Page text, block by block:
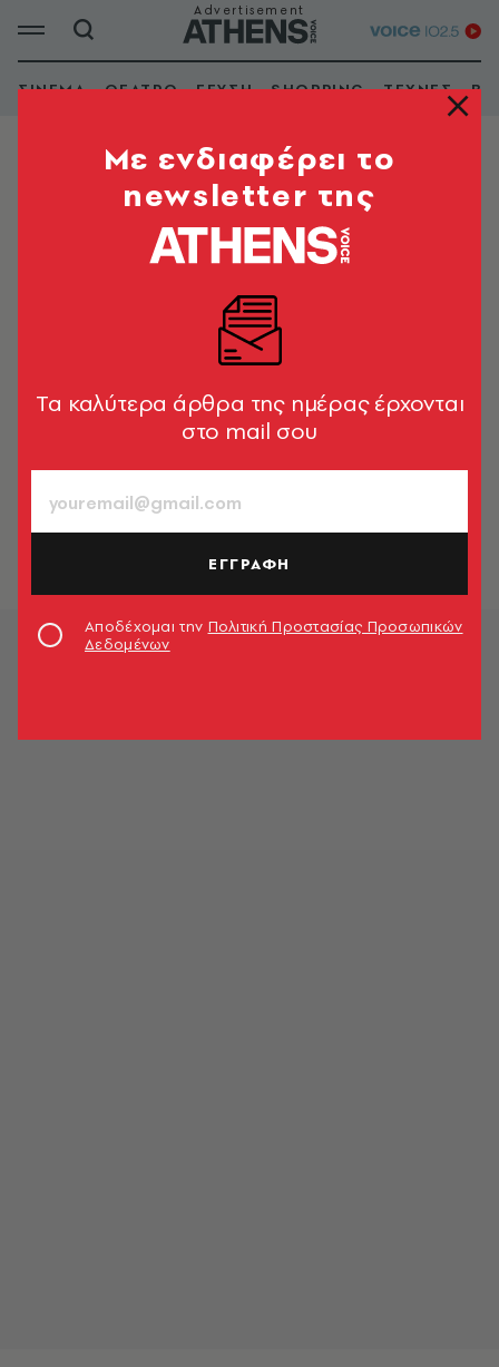
ΣΙΝΕΜΑ ΘΕΑΤΡΟ ΓΕΥΣΗ SHOPPING ΤΕΧΝΕΣ
ΚΟΡΥΔΑΛΛΟΣ
Mε ενδιαφέρει το
newsletter της
Tα καλύτερα άρθρα της ημέρας έρχονται
στο mail σου
ΕΓΓΡΑΦΗ
Αποδέχομαι την Πολιτική Προστασίας Προσωπικών
Δεδομένων